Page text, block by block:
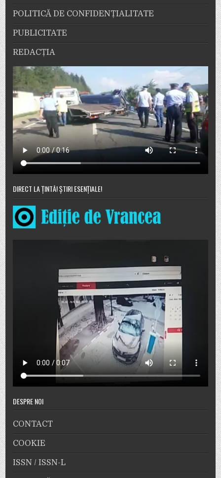
POLITICĂ DE CONFIDENȚIALITATE
PUBLICITATE
REDACȚIA
DIRECT LA ȚINTĂ! ȘTIRI ESENȚIALE!
DESPRE NOI
CONTACT
COOKIE
ISSN / ISSN-L